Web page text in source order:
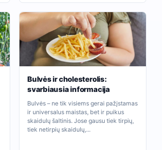
Bulvės ir cholesterolis:
svarbiausia informacija
Bulvės – ne tik visiems gerai pažįstamas
ir universalus maistas, bet ir puikus
skaidulų šaltinis. Jose gausu tiek tirpių,
tiek netirpių skaidulų,...